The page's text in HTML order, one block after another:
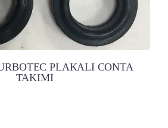
PLAKALI CONTA
TAKIMI